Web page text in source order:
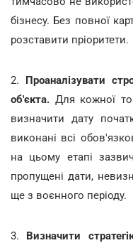
бізнесу. Без повної
розставити пріоритети.
2. Проаналізувати
об'єкта. Для кожної
визначити дату
виконані всі
на цьому етапі
пропущені дати,
ще з воєнного періоду.
3. Визначити